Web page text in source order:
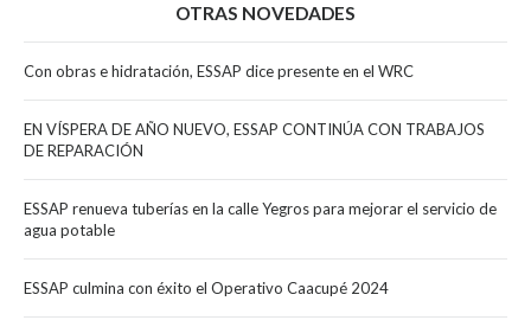
OTRAS NOVEDADES
Con obras e hidratación, ESSAP dice presente en el WRC
EN VÍSPERA DE AÑO NUEVO, ESSAP CONTINÚA CON TRABAJOS
DE REPARACIÓN
ESSAP renueva tuberías en la calle Yegros para mejorar el servicio de
agua potable
ESSAP culmina con éxito el Operativo Caacupé 2024